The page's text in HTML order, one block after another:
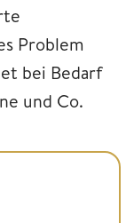
Problem
bei Bedarf
und Co.